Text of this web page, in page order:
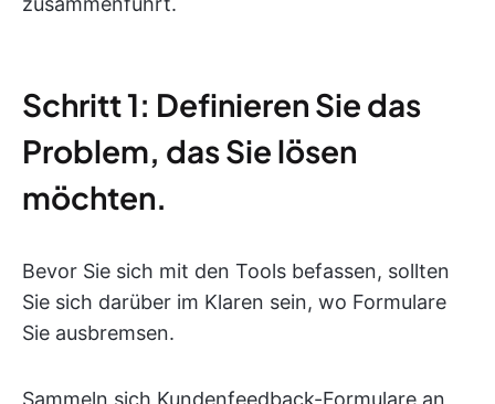
Schritt 1: Definieren Sie das
Problem, das Sie lösen
möchten.
Bevor Sie sich mit den Tools befassen, sollten
Sie sich darüber im Klaren sein, wo Formulare
Sie ausbremsen.
Sammeln sich Kundenfeedback-Formulare an,